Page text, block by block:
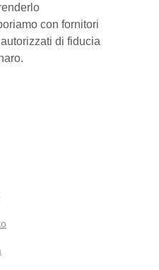
con fornitori
di fiducia